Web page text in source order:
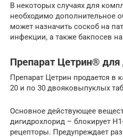
В некоторых случаях для
необходимо дополнительное
может назначить соскоб на
инфекции, а также бакпосев
Препарат Цетрин® для
Препарат Цетрин продается в
20 и по 30 двояковыпуклых
Основное действующее
дигидрохлорид – блокирует
рецепторы. Предупреждает